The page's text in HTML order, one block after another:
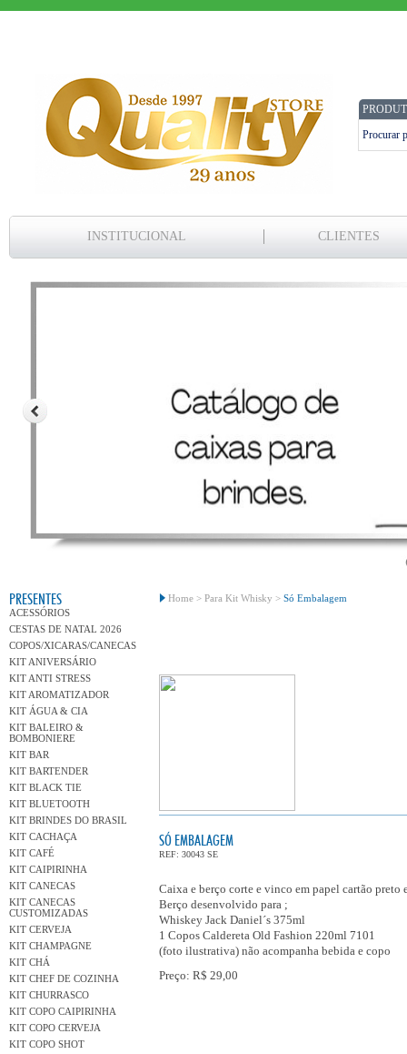
INSTITUCIONAL CLIENTES
PRESENTES
ACESSÓRIOS
CESTAS DE NATAL 2026
COPOS/XICARAS/CANECAS
KIT ANIVERSÁRIO
KIT ANTI STRESS
KIT AROMATIZADOR
KIT ÁGUA & CIA
KIT BALEIRO &
BOMBONIERE
KIT BAR
KIT BARTENDER
KIT BLACK TIE
KIT BLUETOOTH
KIT BRINDES DO BRASIL
KIT CACHAÇA
KIT CAFÉ
KIT CAIPIRINHA
KIT CANECAS
KIT CANECAS
CUSTOMIZADAS
KIT CERVEJA
KIT CHAMPAGNE
KIT CHÁ
KIT CHEF DE COZINHA
KIT CHURRASCO
KIT COPO CAIPIRINHA
KIT COPO CERVEJA
KIT COPO SHOT
Home > Para Kit Whisky > Só Embalagem
SÓ EMBALAGEM
REF: 30043 SE
Caixa e berço corte e vinco em papel cartão
Berço desenvolvido para ;
Whiskey Jack Daniel´s 375ml
1 Copos Caldereta Old Fashion 220ml 7101
(foto ilustrativa) não acompanha bebida e copo
Preço: R$ 29,00